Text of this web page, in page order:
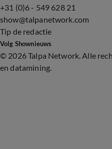
+31 (0)6 - 549 628 21
show@talpanetwork.com
Tip de redactie
Volg Shownieuws
© 2026 Talpa Network. Alle
en datamining.